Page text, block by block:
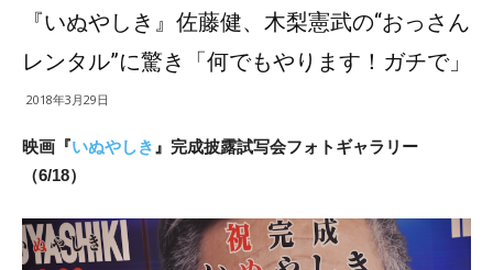
『いぬやしき』佐藤健、木梨憲武の“おっさん
レンタル”に驚き「何でもやります！ガチで」
2018年3月29日
映画『いぬやしき 』完成披露試写会フォトギャラリー
（6/18）